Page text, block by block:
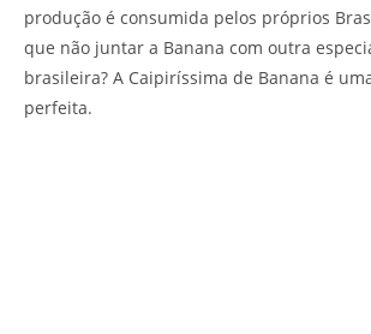
produção é consumida pelos próprios
que não juntar a Banana com outra
brasileira? A Caipiríssima de Banana é
perfeita.